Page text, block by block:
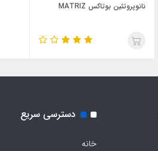
نانوپروتئین بوتاکس MATRIZ
دسترسی سریع
خانه